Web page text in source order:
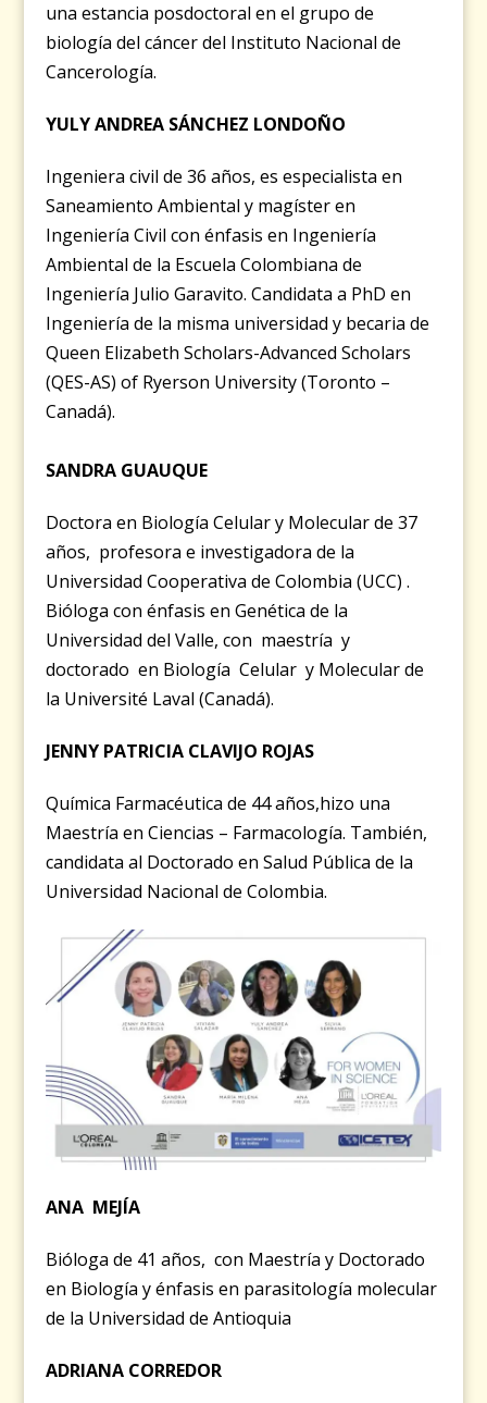
una estancia posdoctoral en el grupo de
biología del cáncer del Instituto Nacional de
Cancerología.
YULY ANDREA SÁNCHEZ LONDOÑO
Ingeniera civil de 36 años, es especialista en
Saneamiento Ambiental y magíster en
Ingeniería Civil con énfasis en Ingeniería
Ambiental de la Escuela Colombiana de
Ingeniería Julio Garavito. Candidata a PhD en
Ingeniería de la misma universidad y becaria de
Queen Elizabeth Scholars-Advanced Scholars
(QES-AS) of Ryerson University (Toronto –
Canadá).
SANDRA GUAUQUE
Doctora en Biología Celular y Molecular de 37
años, profesora e investigadora de la
Universidad Cooperativa de Colombia (UCC) .
Bióloga con énfasis en Genética de la
Universidad del Valle, con maestría y
doctorado en Biología Celular y Molecular de
la Université Laval (Canadá).
JENNY PATRICIA CLAVIJO ROJAS
Química Farmacéutica de 44 años,hizo una
Maestría en Ciencias – Farmacología. También,
candidata al Doctorado en Salud Pública de la
Universidad Nacional de Colombia.
ANA MEJÍA
Bióloga de 41 años, con Maestría y Doctorado
en Biología y énfasis en parasitología molecular
de la Universidad de Antioquia
ADRIANA CORREDOR